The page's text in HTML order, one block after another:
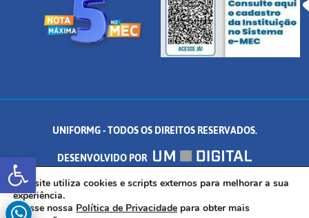
Abrir a barra de ferramentas
UNIFORMG - TODOS OS DIREITOS RESERVADOS.
DESENVOLVIDO POR
AV. DR. ARNALDO DE SENNA, 328 - PALMEIRAS, FORMIGA/MG - CEP:
35.574.530
Este site utiliza cookies e scripts externos para melhorar a sua
experiência.
Acesse nossa Política de Privacidade para obter mais